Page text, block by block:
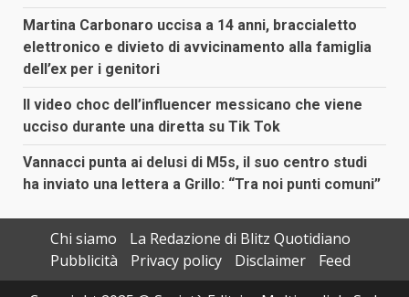
Martina Carbonaro uccisa a 14 anni, braccialetto
elettronico e divieto di avvicinamento alla famiglia
dell’ex per i genitori
Il video choc dell’influencer messicano che viene
ucciso durante una diretta su Tik Tok
Vannacci punta ai delusi di M5s, il suo centro studi
ha inviato una lettera a Grillo: “Tra noi punti comuni”
Chi siamo
La Redazione di Blitz Quotidiano
Pubblicità
Privacy policy Disclaimer
Feed